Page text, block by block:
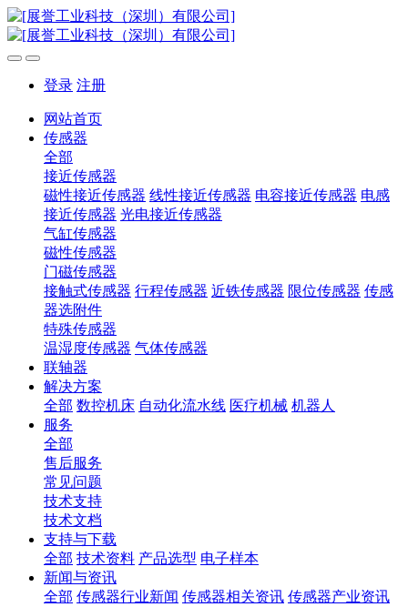
登录 注册
网站首页
传感器
全部
接近传感器
磁性接近传感器 线性接近传感器 电容接近传感器 电感
接近传感器 光电接近传感器
气缸传感器
磁性传感器
门磁传感器
接触式传感器 行程传感器 近铁传感器 限位传感器 传感
器选附件
特殊传感器
温湿度传感器 气体传感器
联轴器
解决方案
全部 数控机床 自动化流水线 医疗机械 机器人
服务
全部
售后服务
常见问题
技术支持
技术文档
支持与下载
全部 技术资料 产品选型 电子样本
新闻与资讯
全部 传感器行业新闻 传感器相关资讯 传感器产业资讯